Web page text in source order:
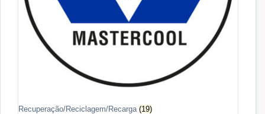
Recuperação/Reciclagem/Recarga (19)